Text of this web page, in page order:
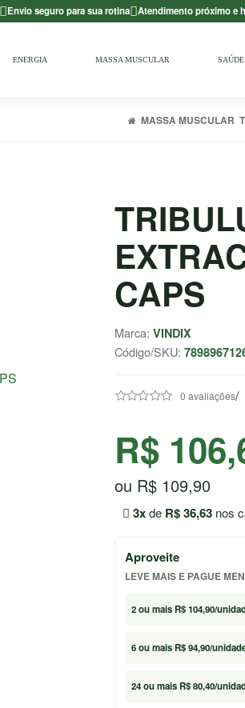
Envio seguro para sua rotina Atendimento próximo e
ENERGIA MASSA MUSCULAR
MASSA MUSCULAR
CAPS
Marca:VINDIX
Código/SKU:
0 avaliações/
R$
ou R$ 109,90
3xde R$ 36,63 nos
Aproveite
LEVE MAIS E PAGUE
2ou mais R$ 104,90/
6ou mais R$ 94,90/
24ou mais R$ 80,40/